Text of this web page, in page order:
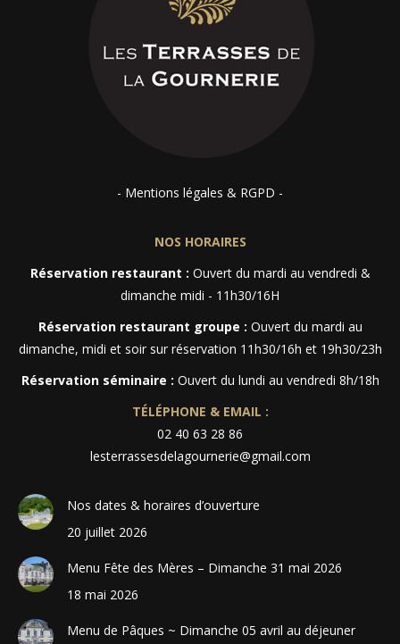
- Mentions légales & RGPD -
NOS HORAIRES
Réservation restaurant : Ouvert du mardi au vendredi &
dimanche midi - 11h30/16H
Réservation restaurant groupe : Ouvert du mardi au
dimanche, midi et soir sur réservation 11h30/16h et 19h30/23h
Réservation séminaire : Ouvert du lundi au vendredi 8h/18h
TÉLÉPHONE & EMAIL :
02 40 63 28 86
lesterrassesdelagournerie@gmail.com
Nos dates & horaires d’ouverture
20 juillet 2026
Menu Fête des Mères – Dimanche 31 mai 2026
18 mai 2026
Menu de Pâques ~ Dimanche 05 avril au déjeuner